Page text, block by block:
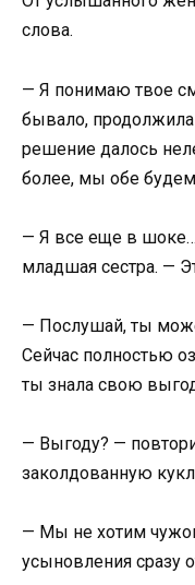
слова.
— Я понимаю твое
бывало,
решение далось
более, мы обе
— Я все еще в
младшая сестра. —
— Послушай, ты
Сейчас полностью
ты знала свою
— Выгоду? —
заколдованную
— Мы не хотим
усыновления сразу